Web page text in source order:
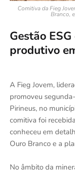
Comitiva da Fieg
Branco,
Gestão
produtivo
A Fieg Jovem,
promoveu
Pirineus, no
comitiva foi
conheceu em
Ouro Branco e a
No âmbito da